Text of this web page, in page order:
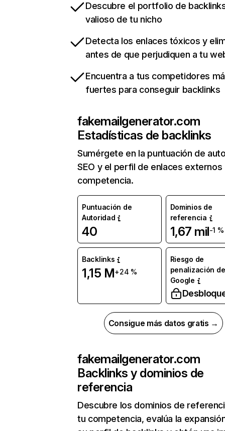
Descubre el portfolio de
valioso de tu nicho
Detecta los enlaces tóxicos y
antes de que perjudiquen a tu
Encuentra a tus competidores
fuertes para conseguir backlinks
fakemailgenerator.com
Estadísticas de backlinks
Sumérgete en la puntuación de
SEO y el perfil de enlaces externos
competencia.
Puntuación de
Autoridad
40
Dominios de
referencia
1,67 mil-1 %
Backlinks
1,15 M+24 %
Riesgo de
penalización de
Google
Consigue más datos gratis →
fakemailgenerator.com
Backlinks y dominios de
referencia
Descubre los dominios de
tu competencia, evalúa la